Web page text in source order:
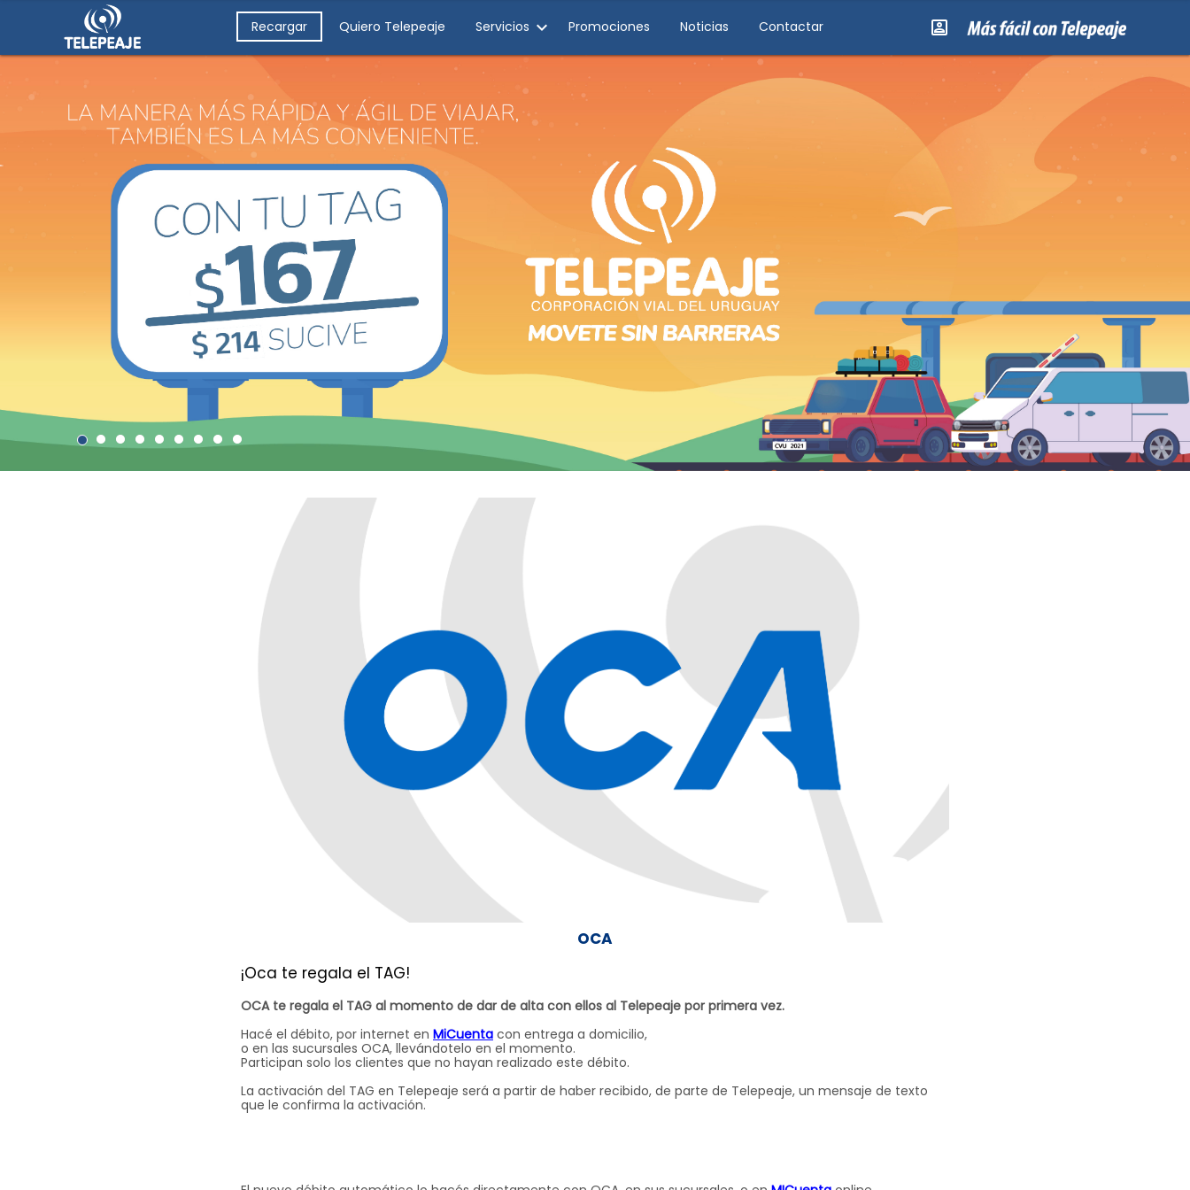
Recargar Quiero Telepeaje Servicios Promociones Noticias Contactar
OCA
¡Oca te regala el TAG!
OCA te regala el TAG al momento de dar de alta con ellos al Telepeaje por primera vez.
Hacé el débito, por internet en MiCuenta con entrega a domicilio,
o en las sucursales OCA, llevándotelo en el momento.
Participan solo los clientes que no hayan realizado este débito.
La activación del TAG en Telepeaje será a partir de haber recibido, de parte de Telepeaje, un mensaje de texto
que le confirma la activación.